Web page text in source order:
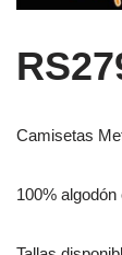
Camisetas
100%